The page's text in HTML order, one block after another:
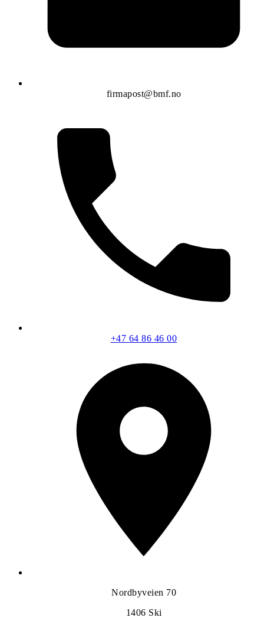
firmapost@bmf.no
+47 64 86 46 00
Nordbyveien 70
1406 Ski